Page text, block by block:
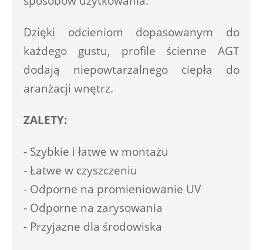
Dzięki odcieniom dopasowanym do
każdego gustu, profile ścienne AGT
dodają niepowtarzalnego ciepła do
aranżacji wnętrz.
ZALETY:
- Szybkie i łatwe w montażu
- Łatwe w czyszczeniu
- Odporne na promieniowanie UV
- Odporne na zarysowania
- Przyjazne dla środowiska